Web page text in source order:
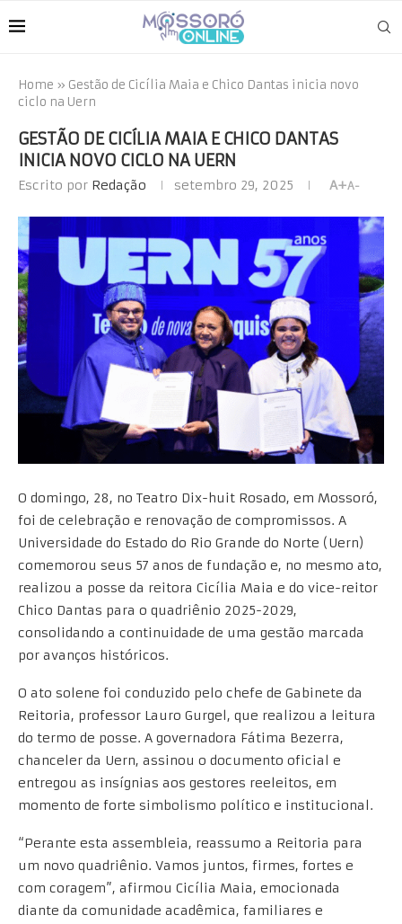
Home » Gestão de Cicília Maia e Chico Dantas inicia novo
ciclo na Uern
GESTÃO DE CICÍLIA MAIA E CHICO DANTAS
INICIA NOVO CICLO NA UERN
Escrito por Redação setembro 29, 2025 A+A-
O domingo, 28, no Teatro Dix-huit Rosado, em Mossoró,
foi de celebração e renovação de compromissos. A
Universidade do Estado do Rio Grande do Norte (Uern)
comemorou seus 57 anos de fundação e, no mesmo ato,
realizou a posse da reitora Cicília Maia e do vice-reitor
Chico Dantas para o quadriênio 2025-2029,
consolidando a continuidade de uma gestão marcada
por avanços históricos.
O ato solene foi conduzido pelo chefe de Gabinete da
Reitoria, professor Lauro Gurgel, que realizou a leitura
do termo de posse. A governadora Fátima Bezerra,
chanceler da Uern, assinou o documento oficial e
entregou as insígnias aos gestores reeleitos, em
momento de forte simbolismo político e institucional.
“Perante esta assembleia, reassumo a Reitoria para
um novo quadriênio. Vamos juntos, firmes, fortes e
com coragem”, afirmou Cicília Maia, emocionada
diante da comunidade acadêmica, familiares e